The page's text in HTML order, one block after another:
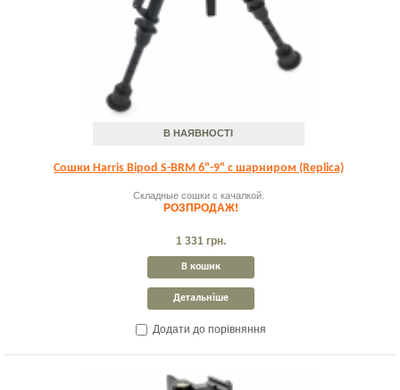
В НАЯВНОСТІ
Сошки Harris Bipod S-BRM 6"-9" с шарниром (Replica)
Складные сошки с качалкой.
РОЗПРОДАЖ!
1 331 грн.
В кошик
Детальніше
Додати до порівняння